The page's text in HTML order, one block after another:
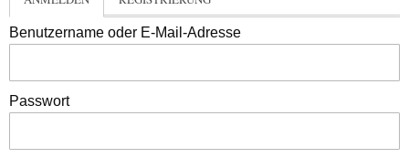
Benutzername oder E-Mail-Adresse
Passwort